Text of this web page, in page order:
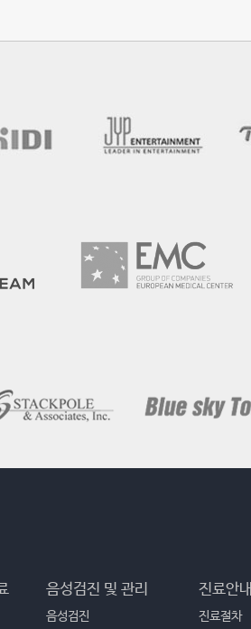
음성검진 및 관리
음성검진
진료안내
진료절차